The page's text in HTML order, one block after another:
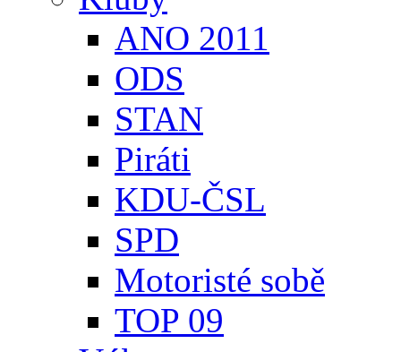
ANO 2011
ODS
STAN
Piráti
KDU-ČSL
SPD
Motoristé sobě
TOP 09